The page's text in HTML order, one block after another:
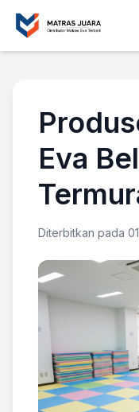
Eva
Diterbitkan pada